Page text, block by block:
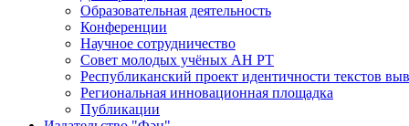
Образовательная деятельность
Конференции
Научное сотрудничество
Совет молодых учёных АН РТ
Республиканский проект идентичности текстов
Региональная инновационная площадка
Публикации